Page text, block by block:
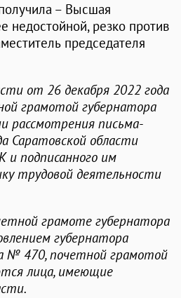
– Высшая
недостойной, резко против
председателя
от 26 декабря 2022 года
грамотой губернатора
рассмотрения письма-
Саратовской области
и подписанного им
трудовой деятельности
грамоте губернатора
губернатора
№ 470, почетной грамотой
лица, имеющие